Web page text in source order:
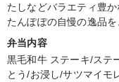
たしなどバラエティ豊
たんぽぽの自慢の逸品を
弁当内容
黒毛和牛 ステーキ/ステ
とう/お浸し/サツマイモ